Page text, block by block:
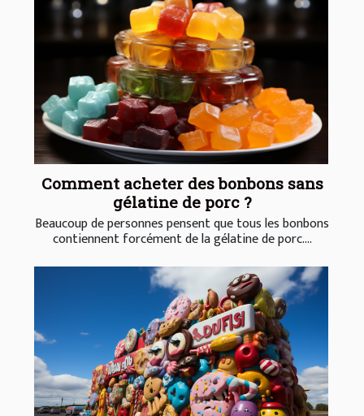
Comment acheter des bonbons sans
gélatine de porc ?
Beaucoup de personnes pensent que tous les bonbons
contiennent forcément de la gélatine de porc....